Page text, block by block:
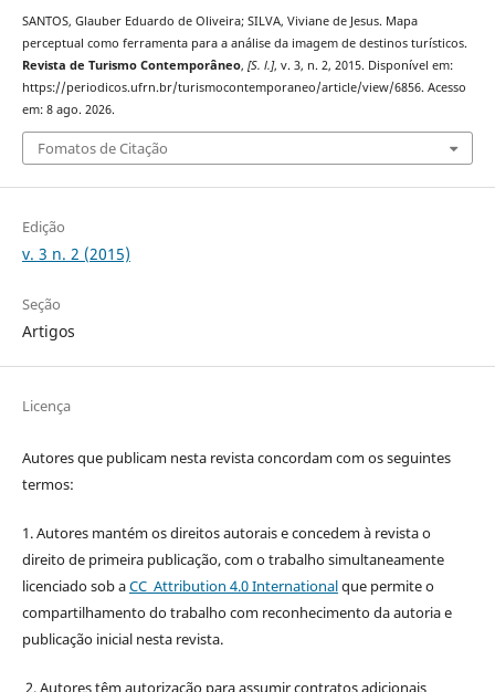
SANTOS, Glauber Eduardo de Oliveira; SILVA, Viviane de Jesus. Mapa
perceptual como ferramenta para a análise da imagem de destinos turísticos.
Revista de Turismo Contemporâneo, [S. l.], v. 3, n. 2, 2015. Disponível em:
https://periodicos.ufrn.br/turismocontemporaneo/article/view/6856. Acesso
em: 8 ago. 2026.
Fomatos de Citação
Edição
v. 3 n. 2 (2015)
Seção
Artigos
Licença
Autores que publicam nesta revista concordam com os seguintes
termos:
1. Autores mantém os direitos autorais e concedem à revista o
direito de primeira publicação, com o trabalho simultaneamente
licenciado sob aCC Attribution 4.0 Internationalque permite o
compartilhamento do trabalho com reconhecimento da autoria e
publicação inicial nesta revista.
2. Autores têm autorização para assumir contratos adicionais